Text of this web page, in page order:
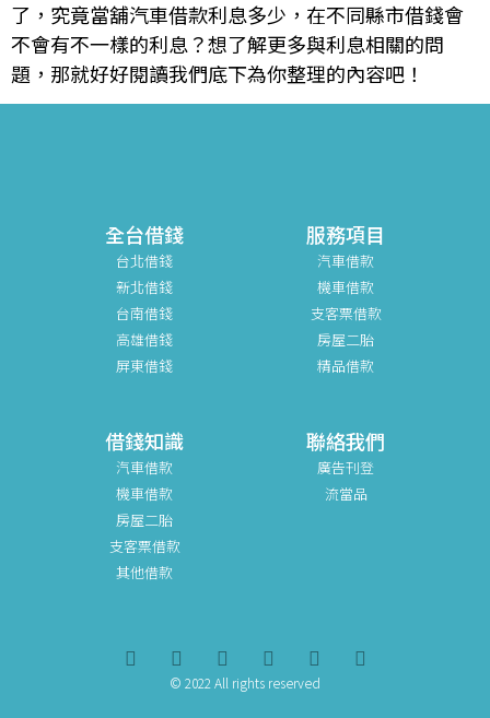
了，究竟當舖汽車借款利息多少，在不同縣市借錢會
不會有不一樣的利息？想了解更多與利息相關的問
題，那就好好閱讀我們底下為你整理的內容吧！
全台借錢
台北借錢
新北借錢
台南借錢
高雄借錢
屏東借錢
服務項目
汽車借款
機車借款
支客票借款
房屋二胎
精品借款
借錢知識
汽車借款
機車借款
房屋二胎
支客票借款
其他借款
聯絡我們
廣告刊登
流當品
© 2022 All rights reserved